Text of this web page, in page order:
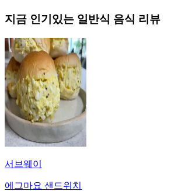
지금 인기있는 일반식 음식 리뷰
서브웨이
에그마요 샌드위치